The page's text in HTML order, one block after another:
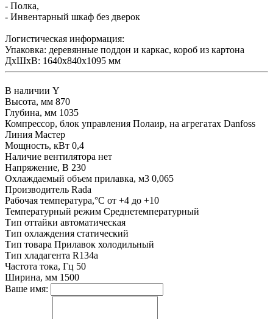
- Полка,
- Инвентарный шкаф без дверок
Логистическая информация:
Упаковка: деревянные поддон и каркас, короб из картона
ДxШxВ: 1640х840х1095 мм
В наличии Y
Высота, мм 870
Глубина, мм 1035
Компрессор, блок управления Полаир, на агрегатах Danfoss
Линия Мастер
Мощность, кВт 0,4
Наличие вентилятора нет
Напряжение, В 230
Охлаждаемый объем прилавка, м3 0,065
Производитель Rada
Рабочая температура,°С от +4 до +10
Температурный режим Среднетемпературный
Тип оттайки автоматическая
Тип охлаждения статический
Тип товара Прилавок холодильный
Тип хладагента R134a
Частота тока, Гц 50
Ширина, мм 1500
Ваше имя: